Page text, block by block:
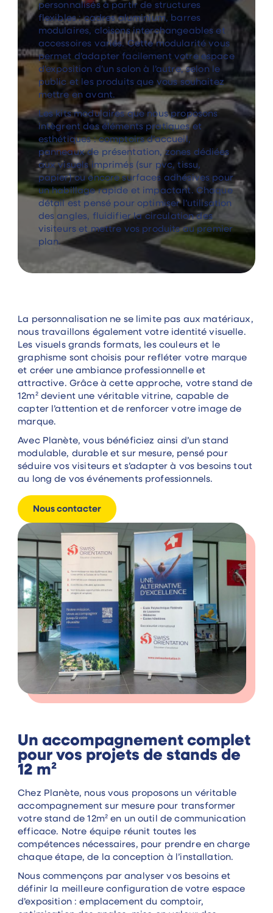
personnalisés à partir de structures
flexibles : cadres aluminium, barres
modulaires, cloisons interchangeables et
accessoires variés. Cette modularité vous
permet d’adapter facilement votre espace
d’exposition d’un salon à l’autre, selon le
public et les produits que vous souhaitez
mettre en avant.
Les kits modulaires que nous proposons
intègrent des éléments pratiques et
esthétiques : comptoirs d’accueil,
panneaux de présentation, zones dédiées
aux visuels imprimés (sur pvc, tissu,
papier) ou encore surfaces adhésives pour
un habillage rapide et impactant. Chaque
détail est pensé pour optimiser l’utilisation
des angles, fluidifier la circulation des
visiteurs et mettre vos produits au premier
plan.
La personnalisation ne se limite pas aux matériaux,
nous travaillons également votre identité visuelle.
Les visuels grands formats, les couleurs et le
graphisme sont choisis pour refléter votre marque
et créer une ambiance professionnelle et
attractive. Grâce à cette approche, votre stand de
12m² devient une véritable vitrine, capable de
capter l’attention et de renforcer votre image de
marque.
Avec Planète, vous bénéficiez ainsi d’un stand
modulable, durable et sur mesure, pensé pour
séduire vos visiteurs et s’adapter à vos besoins tout
au long de vos événements professionnels.
Nous contacter
Un accompagnement complet
pour vos projets de stands de
12 m²
Chez Planète, nous vous proposons un véritable
accompagnement sur mesure pour transformer
votre stand de 12m² en un outil de communication
efficace. Notre équipe réunit toutes les
compétences nécessaires, pour prendre en charge
chaque étape, de la conception à l’installation.
Nous commençons par analyser vos besoins et
définir la meilleure configuration de votre espace
d’exposition : emplacement du comptoir,